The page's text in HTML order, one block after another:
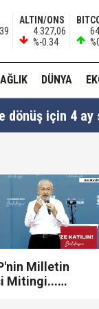
ALTIN/ONS
4.327,06
%-0.34
DÜNYA
dönüş için 4
re'sen
Milletin
Mitingi...